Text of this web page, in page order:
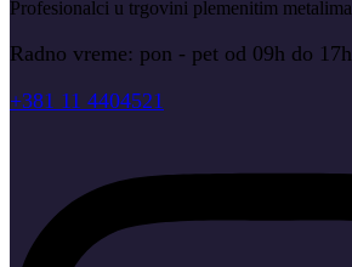
Profesionalci u trgovini plemenitim metalima
Radno vreme: pon - pet od 09h do 17h
+381 11 4404521